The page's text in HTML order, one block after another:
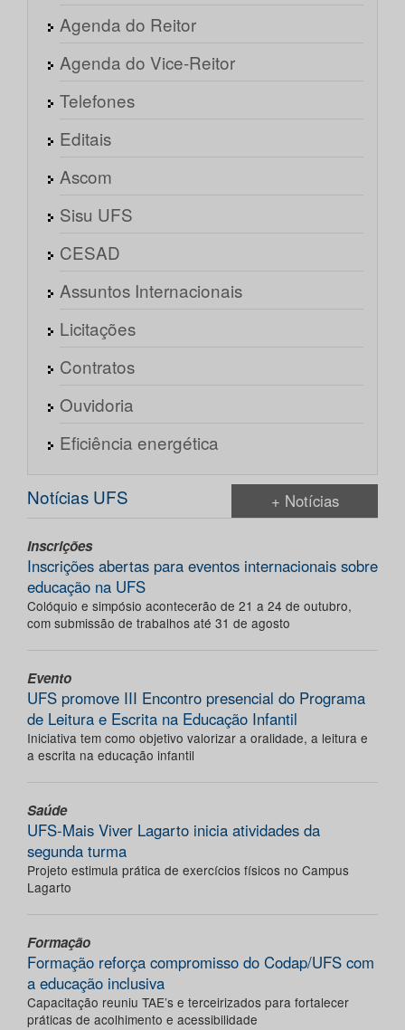
Agenda do Reitor
Agenda do Vice-Reitor
Telefones
Editais
Ascom
Sisu UFS
CESAD
Assuntos Internacionais
Licitações
Contratos
Ouvidoria
Eficiência energética
Notícias UFS + Notícias
Inscrições
Inscrições abertas para eventos internacionais sobre
educação na UFS
Colóquio e simpósio acontecerão de 21 a 24 de outubro,
com submissão de trabalhos até 31 de agosto
Evento
UFS promove III Encontro presencial do Programa
de Leitura e Escrita na Educação Infantil
Iniciativa tem como objetivo valorizar a oralidade, a leitura e
a escrita na educação infantil
Saúde
UFS-Mais Viver Lagarto inicia atividades da
segunda turma
Projeto estimula prática de exercícios físicos no Campus
Lagarto
Formação
Formação reforça compromisso do Codap/UFS com
a educação inclusiva
Capacitação reuniu TAE’s e terceirizados para fortalecer
práticas de acolhimento e acessibilidade